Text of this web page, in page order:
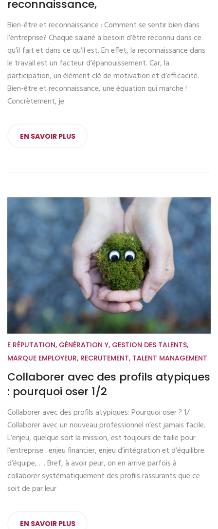
reconnaissance,
Bien-être et reconnaissance : Comment se sentir bien dans
l’entreprise? Chaque salarié a besoin d’être reconnu dans ce
qu’il fait et dans ce qu’il est. En effet, la reconnaissance dans
le travail est un facteur d’épanouissement. Car, la
participation, un élément clé de motivation et d’efficacité.
Bien-être et reconnaissance, une équation qui marche !
Concrètement, je
EN SAVOIR PLUS
E RÉPUTATION, GÉNÉRATION Y, GESTION DES TALENTS,
MARQUE EMPLOYEUR, RECRUTEMENT, TALENT MANAGEMENT
Collaborer avec des profils atypiques
: pourquoi oser 1/2
Collaborer avec des profils atypiques: Pourquoi oser ? 1/
Collaborer avec un nouveau professionnel n’est jamais facile.
L’enjeu, quelque soit la mission, est toujours de taille pour
l’entreprise : enjeu financier, enjeu d’intégration et d’équilibre
d’équipe, … Bref, à avoir peur, on en arrive parfois à
collaborer systématiquement des profils rassurants que ce
soit de par leur
EN SAVOIR PLUS